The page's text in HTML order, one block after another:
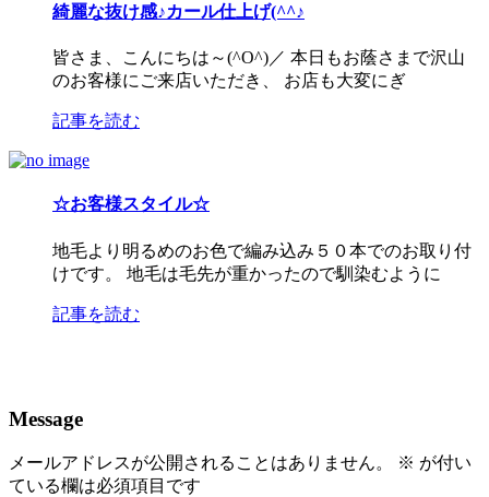
綺麗な抜け感♪カール仕上げ(^^♪
皆さま、こんにちは～(^O^)／ 本日もお蔭さまで沢山
のお客様にご来店いただき、 お店も大変にぎ
記事を読む
☆お客様スタイル☆
地毛より明るめのお色で編み込み５０本でのお取り付
けです。 地毛は毛先が重かったので馴染むように
記事を読む
Message
メールアドレスが公開されることはありません。 ※ が付い
ている欄は必須項目です